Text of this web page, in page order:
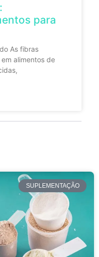
para
As fibras
alimentos de
SUPLEMENTAÇÃO